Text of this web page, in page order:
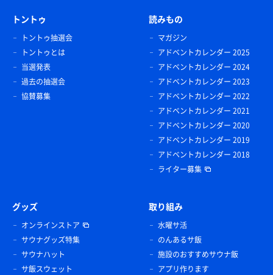
トントゥ
トントゥ抽選会
トントゥとは
当選発表
過去の抽選会
協賛募集
読みもの
マガジン
アドベントカレンダー 2025
アドベントカレンダー 2024
アドベントカレンダー 2023
アドベントカレンダー 2022
アドベントカレンダー 2021
アドベントカレンダー 2020
アドベントカレンダー 2019
アドベントカレンダー 2018
ライター募集
グッズ
オンラインストア
サウナグッズ特集
サウナハット
サ飯スウェット
取り組み
水曜サ活
のんあるサ飯
施設のおすすめサウナ飯
アプリ作ります